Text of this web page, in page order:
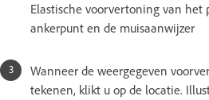
Elastische voorvertoning van het
ankerpunt en de muisaanwijzer
Wanneer de weergegeven
tekenen, klikt u op de locatie.